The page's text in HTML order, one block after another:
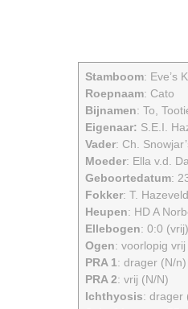
Stamboom: Eve’s
Roepnaam: Cato
Bijnamen: To,
Eigenaar: S.E.I.
Vader: Ch.
Moeder: Ella v.d.
Geboortedatum:
Fokker: T. Hazeveld
Heupen: HD A
Ellebogen: 0:0 (vrij)
Ogen: voorlopig
PRA 1: drager (N/n)
PRA 2: vrij (N/N)
Ichthyosis: drager